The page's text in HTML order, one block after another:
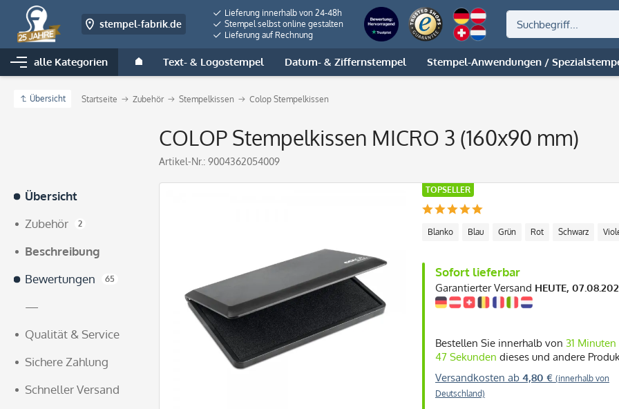
stempel-fabrik.de
Lieferung innerhalb von 24-48h
Stempel selbst online gestalten
Lieferung auf Rechnung
alle Kategorien Text- & Logostempel Datum- & Ziffernstempel Stempel-Anwendungen /
Übersicht Startseite Zubehör Stempelkissen Colop Stempelkissen
COLOP Stempelkissen MICRO 3 (160x90 mm)
Artikel-Nr.: 9004362054009
Übersicht
Zubehör
2
Beschreibung
Bewertungen
65
—
Qualität & Service
Sichere Zahlung
Schneller Versand
TOPSELLER
Blanko Blau Grün Rot Schwarz
Sofort lieferbar
Garantierter Versand HEUTE,
Bestellen Sie innerhalb von 31
46 Sekunden dieses und andere
Versandkosten ab 4,80 € (innerhalb von
Deutschland)